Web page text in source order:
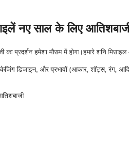
नए साल के लिए
का प्रदर्शन हमेशा मौसम में होगा।हमारे शनि
पैकेजिंग डिजाइन, और प्रभावों (आकार, शॉट्स,